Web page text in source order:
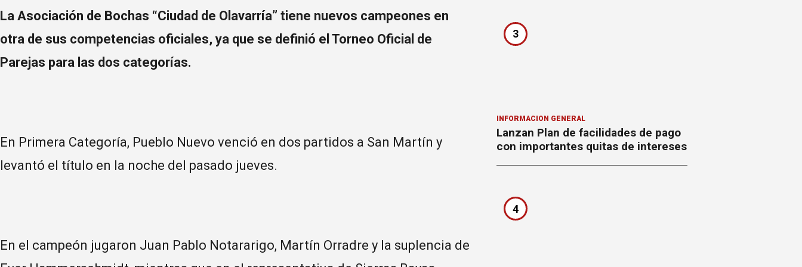
La Asociación de Bochas “Ciudad de Olavarría” tiene nuevos campeones en
otra de sus competencias oficiales, ya que se definió el Torneo Oficial de
Parejas para las dos categorías.
En Primera Categoría, Pueblo Nuevo venció en dos partidos a San Martín y
levantó el título en la noche del pasado jueves.
En el campeón jugaron Juan Pablo Notararigo, Martín Orradre y la suplencia de
3
INFORMACION GENERAL
Lanzan Plan de facilidades de pago
con importantes quitas de intereses
4